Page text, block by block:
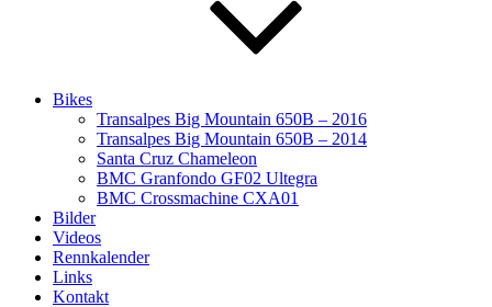
Bikes
Transalpes Big Mountain 650B – 2016
Transalpes Big Mountain 650B – 2014
Santa Cruz Chameleon
BMC Granfondo GF02 Ultegra
BMC Crossmachine CXA01
Bilder
Videos
Rennkalender
Links
Kontakt